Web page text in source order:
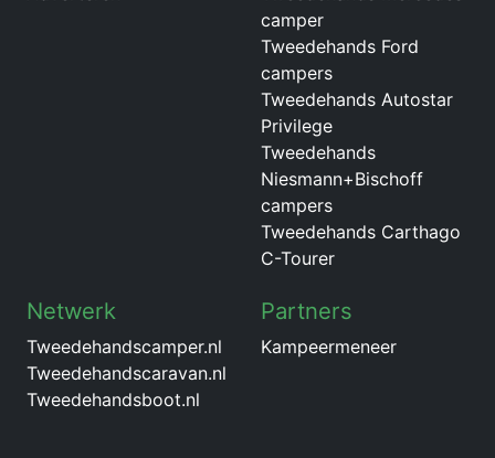
camper
Tweedehands Ford
campers
Tweedehands Autostar
Privilege
Tweedehands
Niesmann+Bischoff
campers
Tweedehands Carthago
C-Tourer
Netwerk
Tweedehandscamper.nl
Tweedehandscaravan.nl
Tweedehandsboot.nl
Partners
Kampeermeneer